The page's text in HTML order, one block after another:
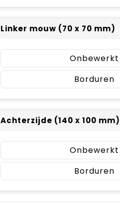
Linker mouw (70 x 70 mm)
Onbewerkt
Borduren
Achterzijde (140 x 100 mm)
Onbewerkt
Borduren